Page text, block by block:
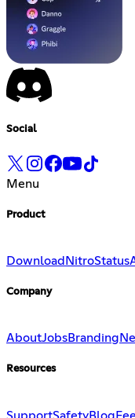
Social
Menu
Product
Download NitroStatus
Company
AboutJobsBranding
Resources
SupportSafetyBlog